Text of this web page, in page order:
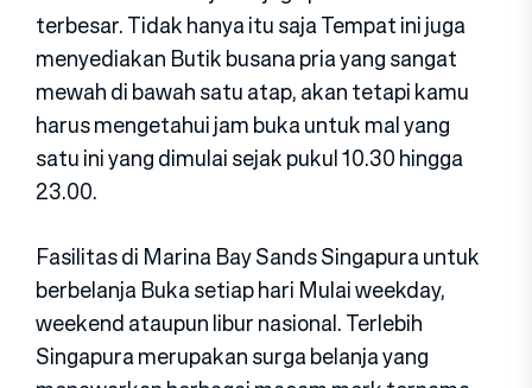
terbesar. Tidak hanya itu saja Tempat ini juga
menyediakan Butik busana pria yang sangat
mewah di bawah satu atap, akan tetapi kamu
harus mengetahui jam buka untuk mal yang
satu ini yang dimulai sejak pukul 10.30 hingga
23.00.
Fasilitas di Marina Bay Sands Singapura untuk
berbelanja Buka setiap hari Mulai weekday,
weekend ataupun libur nasional. Terlebih
Singapura merupakan surga belanja yang